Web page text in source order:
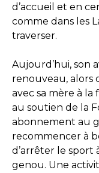
d’accueil et en
comme dans les
traverser.
Aujourd’hui, son
renouveau, alors
avec sa mère à la
au soutien de la
abonnement au
recommencer à
d’arrêter le sport
genou. Une